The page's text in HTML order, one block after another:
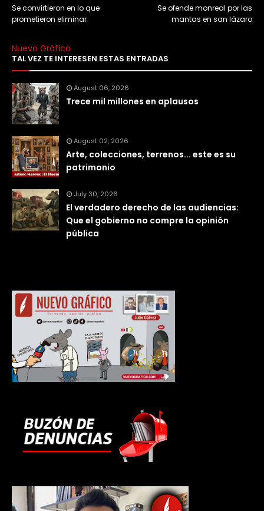
Se ofende monreal por las
mantas en san lázaro
Se convirtieron en lo que
prometieron eliminar
Nuevo Gráfico
TAL VEZ TE INTERESEN ESTAS ENTRADAS
August 06, 2026
Trece mil millones en aplausos
August 02, 2026
Arte, colecciones, terrenos... este es su
patrimonio
July 30, 2026
El verdadero derecho de las audiencias:
Que el gobierno no compre la opinión
pública